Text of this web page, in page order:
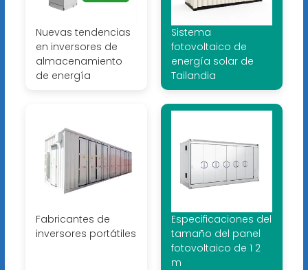
Nuevas tendencias
en inversores de
almacenamiento
de energía
Sistema
fotovoltaico de
energía solar de
Tailandia
Fabricantes de
inversores portátiles
Especificaciones del
tamaño del panel
fotovoltaico de 1 2
m